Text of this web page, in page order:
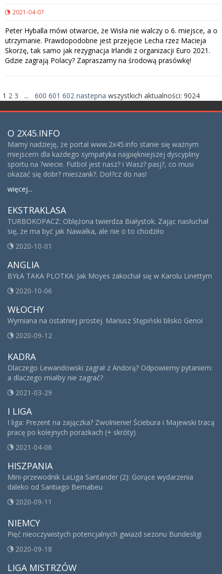
2021-04-07
Peter Hyballa mówi otwarcie, że Wisła nie walczy o 6. miejsce, a o
utrzymanie. Prawdopodobne jest przejęcie Lecha rzez Macieja
Skorżę, tak samo jak rezygnacja Irlandii z organizacji Euro 2021.
Gdzie zagrają Polacy? Zapraszamy na środową prasówkę!
1 2 3 ... 600 601 602 nastepna wszystkich aktualności: 9024
O 2X45.INFO
Mamy nadzieję, że portal www.2x45.info stanie się ważnym
miejscem dla każdego sympatyka najpiękniejszej dyscypliny
sportu na ?wiecie. Futbol jest nasz? i Wasz? pasj?, co musi
okazać się dobr? mieszank?. Doł?cz do nas!
więcej...
EKSTRAKLASA
TURBOKOPACZ: Oblężona twierdza Białystok. Zając nasłuchał
się, że ma być jak Nawałka, ale nie o to chodziło
2020-10-01
ANGLIA
BYŁA TAKA PLOTKA: Jak Moyes zakochał się w Karolu Linettym
2020-10-06
WŁOCHY
Wymiana na ostatniej prostej. Mariusz Stępiński blisko Genoi
2020-09-12
KADRA
Dlaczego Lewandowski zagrał z Andorą? Odpowiemy pytaniem:
a dlaczego miałby nie zagrać?
2021-03-29
I LIGA
I liga: Prezent na zajączka? Zwolnienie! Ściebura i Majewski tracą
pracę po kolejnych porażkach (+ skróty)
2021-04-06
HISZPANIA
Mini-przewodnik LaLiga Santander (2): Gorące wydarzenia
daleko od Santiago Bernabeu
2020-09-11
NIEMCY
Pięć nieoczywistych potencjalnych gwiazd sezonu Bundesligi
2020-09-18
LIGA MISTRZÓW